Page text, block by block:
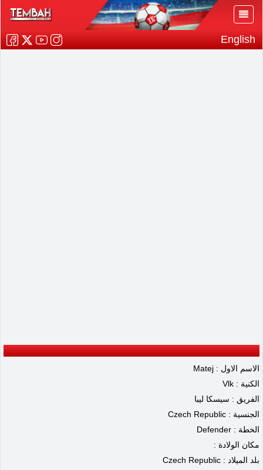
English
الاسم الاول : Matej
الكنية : Vlk
الفريق : سيسكا ليبا
الجنسية : Czech Republic
الخطة : Defender
مكان الولادة :
بلد الميلاد : Czech Republic